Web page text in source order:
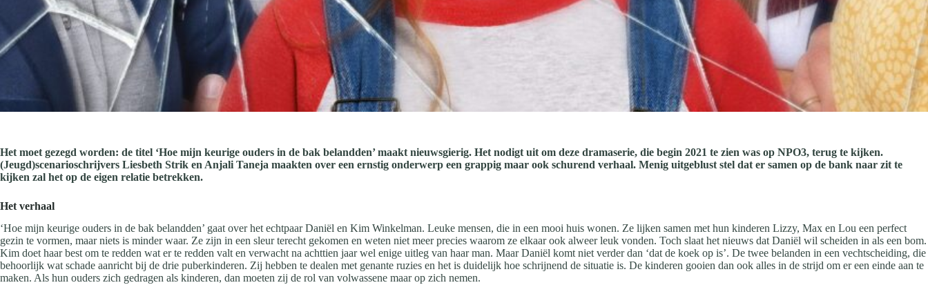
Het moet gezegd worden: de titel ‘Hoe mijn keurige ouders in de bak belandden’ maakt nieuwsgierig. Het nodigt uit om deze dramaserie, die begin 2021 te zien was op NPO3, terug te kijken.
(Jeugd)scenarioschrijvers Liesbeth Strik en Anjali Taneja maakten over een ernstig onderwerp een grappig maar ook schurend verhaal. Menig uitgeblust stel dat er samen op de bank naar zit te
kijken zal het op de eigen relatie betrekken.
Het verhaal
‘Hoe mijn keurige ouders in de bak belandden’ gaat over het echtpaar Daniël en Kim Winkelman. Leuke mensen, die in een mooi huis wonen. Ze lijken samen met hun kinderen Lizzy, Max en Lou een perfect
gezin te vormen, maar niets is minder waar. Ze zijn in een sleur terecht gekomen en weten niet meer precies waarom ze elkaar ook alweer leuk vonden. Toch slaat het nieuws dat Daniël wil scheiden in als een bom.
Kim doet haar best om te redden wat er te redden valt en verwacht na achttien jaar wel enige uitleg van haar man. Maar Daniël komt niet verder dan ‘dat de koek op is’. De twee belanden in een vechtscheiding, die
behoorlijk wat schade aanricht bij de drie puberkinderen. Zij hebben te dealen met genante ruzies en het is duidelijk hoe schrijnend de situatie is. De kinderen gooien dan ook alles in de strijd om er een einde aan te
maken. Als hun ouders zich gedragen als kinderen, dan moeten zij de rol van volwassene maar op zich nemen.